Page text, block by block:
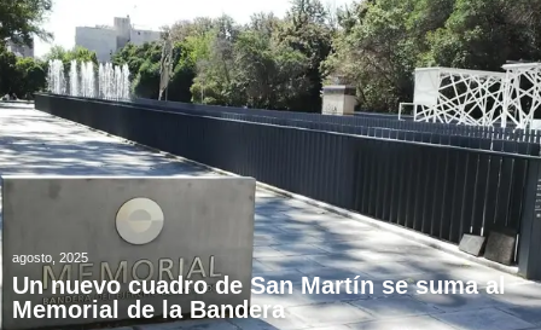
agosto, 2025
Un nuevo cuadro de San Martín se suma al
Memorial de la Bandera